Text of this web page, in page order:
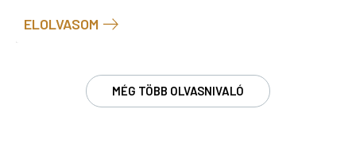
ELOLVASOM
MÉG TÖBB OLVASNIVALÓ